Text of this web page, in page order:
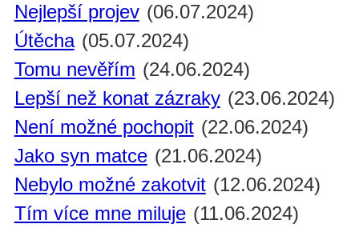
Nejlepší projev (06.07.2024)
Útěcha (05.07.2024)
Tomu nevěřím (24.06.2024)
Lepší než konat zázraky (23.06.2024)
Není možné pochopit (22.06.2024)
Jako syn matce (21.06.2024)
Nebylo možné zakotvit (12.06.2024)
Tím více mne miluje (11.06.2024)